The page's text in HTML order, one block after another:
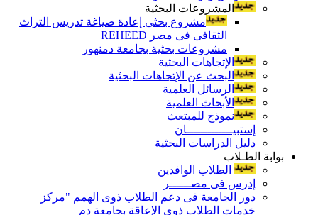
المشروعات البحثية
مشروع بحثى إعادة صياغة تدريس التراث
الثقافى فى مصر REHEED
مشروعات بحثية بجامعة دمنهور
الإتجاهات البحثية
البحث عن الإتجاهات البحثية
الرسائل العلمية
الأبحاث العلمية
نموذج للمبتعث
إستبيـــــــــــــان
دليل الدراسات البحثية
بوابة الطـلاب
الطلاب الوافدين
إدرس فى مصــــــر
دور الجامعة فى دعم الطلاب ذوى الهمم "مركز
خدمات الطلاب ذوى الإعاقة بجامعة دم